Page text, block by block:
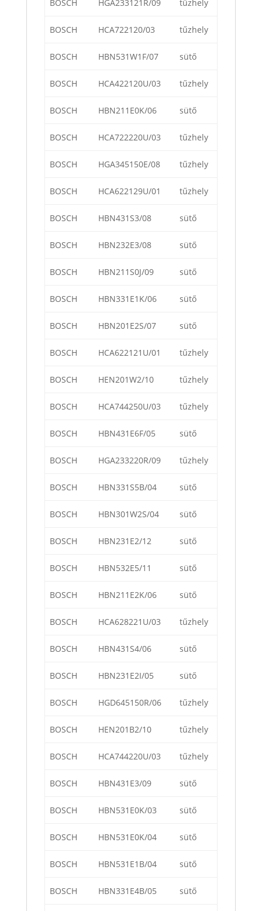
BOSCH HGA233121R/09 tűzhely
BOSCH HCA722120/03 tűzhely
BOSCH HBN531W1F/07 sütő
BOSCH HCA422120U/03 tűzhely
BOSCH HBN211E0K/06 sütő
BOSCH HCA722220U/03 tűzhely
BOSCH HGA345150E/08 tűzhely
BOSCH HCA622129U/01 tűzhely
BOSCH HBN431S3/08 sütő
BOSCH HBN232E3/08 sütő
BOSCH HBN211S0J/09 sütő
BOSCH HBN331E1K/06 sütő
BOSCH HBN201E2S/07 sütő
BOSCH HCA622121U/01 tűzhely
BOSCH HEN201W2/10 tűzhely
BOSCH HCA744250U/03 tűzhely
BOSCH HBN431E6F/05 sütő
BOSCH HGA233220R/09 tűzhely
BOSCH HBN331S5B/04 sütő
BOSCH HBN301W2S/04 sütő
BOSCH HBN231E2/12 sütő
BOSCH HBN532E5/11 sütő
BOSCH HBN211E2K/06 sütő
BOSCH HCA628221U/03 tűzhely
BOSCH HBN431S4/06 sütő
BOSCH HBN231E2I/05 sütő
BOSCH HGD645150R/06 tűzhely
BOSCH HEN201B2/10 tűzhely
BOSCH HCA744220U/03 tűzhely
BOSCH HBN431E3/09 sütő
BOSCH HBN531E0K/03 sütő
BOSCH HBN531E0K/04 sütő
BOSCH HBN531E1B/04 sütő
BOSCH HBN331E4B/05 sütő